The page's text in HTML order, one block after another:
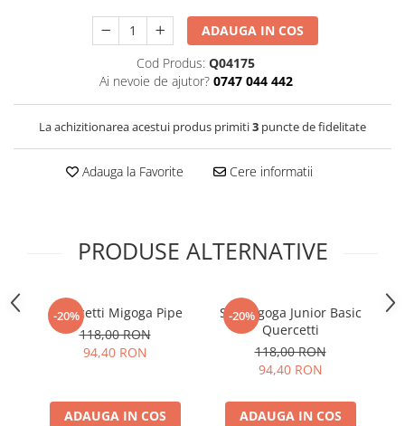
ADAUGA IN COS
Cod Produs: Q04175
Ai nevoie de ajutor? 0747 044 442
La achizitionarea acestui produs primiti3 puncte de fidelitate
Adauga la Favorite Cere informatii
PRODUSE ALTERNATIVE
-20%
Quercetti Migoga Pipe
118,00 RON
94,40 RON
ADAUGA IN COS
-20%
Set Migoga Junior Basic
Quercetti
118,00 RON
94,40 RON
ADAUGA IN COS